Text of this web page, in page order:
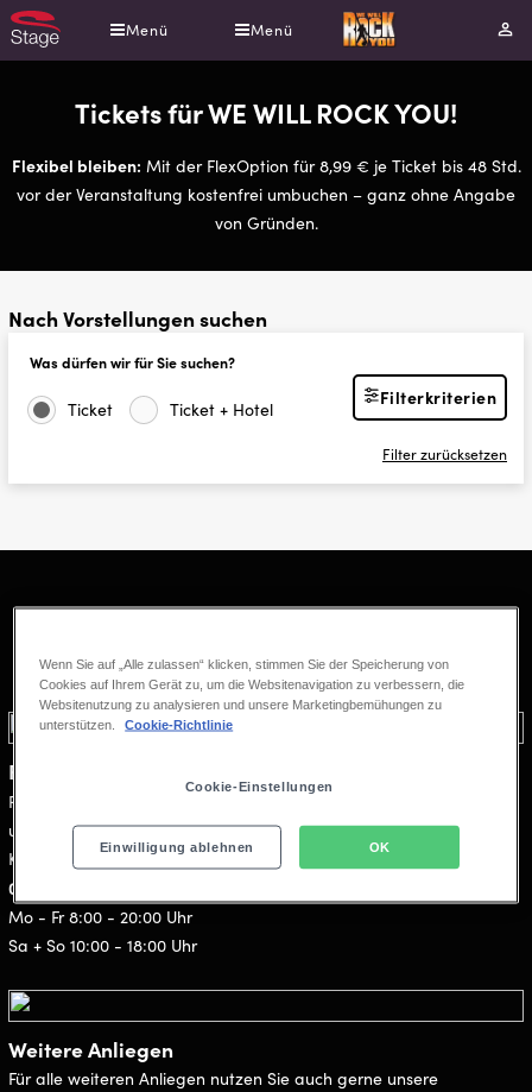
Direkt
zum
Menü Menü
Tickets für WE WILL ROCK YOU!
Flexibel bleiben: Mit der FlexOption für 8,99 € je Ticket bis 48 Std.
vor der Veranstaltung kostenfrei umbuchen – ganz ohne Angabe
von Gründen.
Nach Vorstellungen suchen
Was dürfen wir für Sie suchen?
Ticket Ticket + Hotel
Filterkriterien
Filter zurücksetzen
Fragen zu Ihrer Bestellung
Für Rückfragen zu einer bestehenden Buchung
und Theatern wenden Sie sich gerne kostenlos an unseren
Kundenservice:
0800 - 000 1961
Mo - Fr 8:00 - 20:00 Uhr
Sa + So 10:00 - 18:00 Uhr
Weitere Anliegen
Für alle weiteren Anliegen nutzen Sie auch gerne unsere
Wenn Sie auf „Alle zulassen“ klicken, stimmen Sie der Speicherung von
Cookies auf Ihrem Gerät zu, um die Websitenavigation zu verbessern, die
Websitenutzung zu analysieren und unsere Marketingbemühungen zu
unterstützen.
Cookie-Richtlinie
Cookie-Einstellungen
Einwilligung ablehnen OK